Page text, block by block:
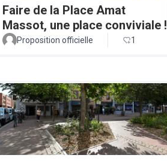
Faire de la Place Amat
Massot, une place conviviale !
Proposition officielle 1